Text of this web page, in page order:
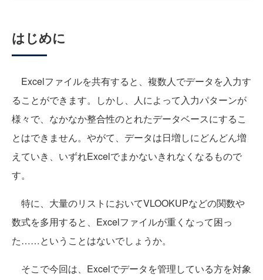
はじめに
Excelファイルを共有すると、複数人でデータを入力す
ることができます。しかし、人によって入力パターンが
様々で、なかなか整合性のとれたデータベースにするこ
とはできません。やがて、データは日増しにどんどん増
えていき、いずれExcelでまかないきれなくなるもので
す。
特に、大量のリストにおいてVLOOKUPなどの関数や
数式を多用すると、Excelファイルが重くなって困っ
た……ということはないでしょうか。
そこで今回は、Excelでデータを管理している方を対象